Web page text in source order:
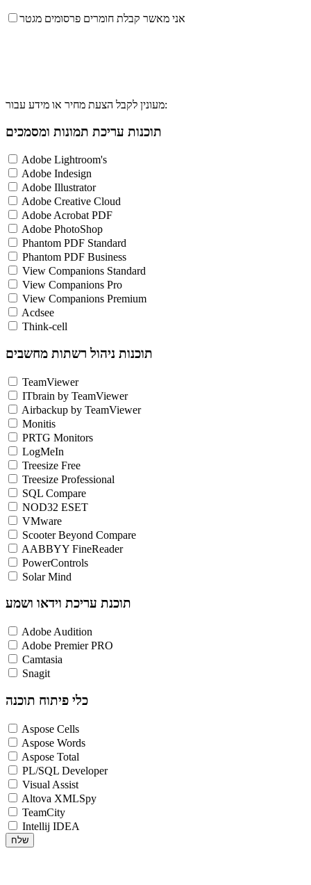
אני מאשר קבלת חומרים פרסומים מגטר
מעונין לקבל הצעת מחיר או מידע עבור:
תוכנות עריכת תמונות ומסמכים
Adobe Lightroom's
Adobe Indesign
Adobe Illustrator
Adobe Creative Cloud
Adobe Acrobat PDF
Adobe PhotoShop
Phantom PDF Standard
Phantom PDF Business
View Companions Standard
View Companions Pro
View Companions Premium
Acdsee
Think-cell
תוכנות ניהול רשתות מחשבים
TeamViewer
ITbrain by TeamViewer
Airbackup by TeamViewer
Monitis
PRTG Monitors
LogMeIn
Treesize Free
Treesize Professional
SQL Compare
NOD32 ESET
VMware
Scooter Beyond Compare
AABBYY FineReader
PowerControls
Solar Mind
תוכנת עריכת וידאו ושמע
Adobe Audition
Adobe Premier PRO
Camtasia
Snagit
כלי פיתוח תוכנה
Aspose Cells
Aspose Words
Aspose Total
PL/SQL Developer
Visual Assist
Altova XMLSpy
TeamCity
Intellij IDEA